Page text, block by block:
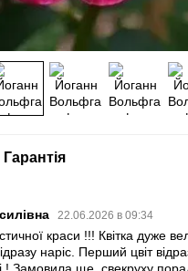
Гарантія
22.06.2026 в 09:34
краси !!! Квітка дуже
наріс. Перший цвіт